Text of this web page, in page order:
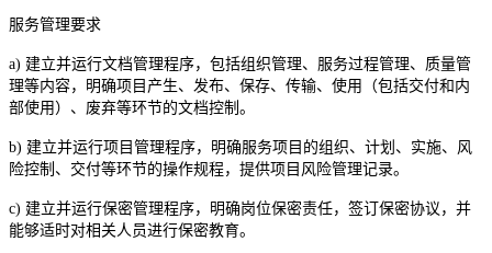
服务管理要求
a) 建立并运行文档管理程序，包括组织管理、服务过程管理、质量管
理等内容，明确项目产生、发布、保存、传输、使用（包括交付和内
部使用）、废弃等环节的文档控制。
b) 建立并运行项目管理程序，明确服务项目的组织、计划、实施、风
险控制、交付等环节的操作规程，提供项目风险管理记录。
c) 建立并运行保密管理程序，明确岗位保密责任，签订保密协议，并
能够适时对相关人员进行保密教育。